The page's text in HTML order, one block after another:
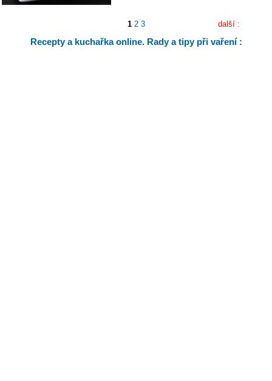
1 2 3 další :
Recepty a kuchařka online. Rady a tipy při vaření :